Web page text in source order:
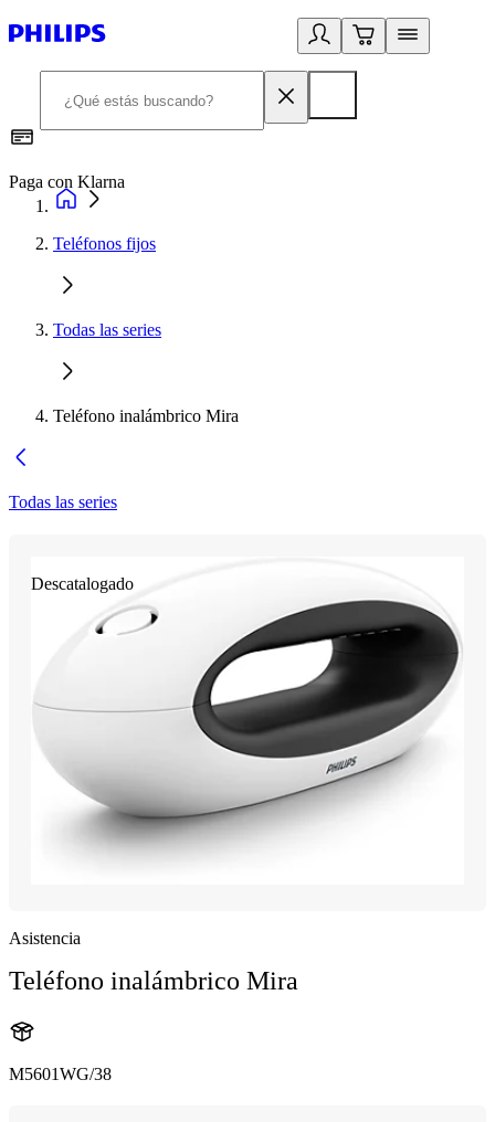
Paga con Klarna
Teléfonos fijos
Todas las series
Teléfono inalámbrico Mira
Todas las series
Descatalogado
Asistencia
Teléfono inalámbrico Mira
M5601WG/38